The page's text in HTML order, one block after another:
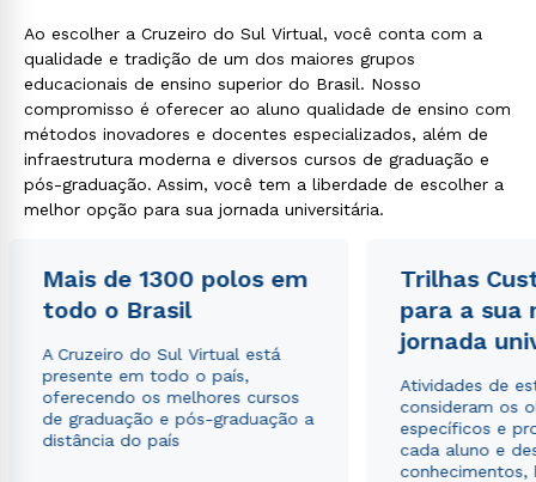
Ao escolher a Cruzeiro do Sul Virtual, você conta com a
qualidade e tradição de um dos maiores grupos
educacionais de ensino superior do Brasil. Nosso
compromisso é oferecer ao aluno qualidade de ensino com
métodos inovadores e docentes especializados, além de
infraestrutura moderna e diversos cursos de graduação e
pós-graduação. Assim, você tem a liberdade de escolher a
melhor opção para sua jornada universitária.
Mais de 1300 polos em
todo o Brasil
A Cruzeiro do Sul Virtual está
presente em todo o país,
oferecendo os melhores cursos
de graduação e pós-graduação a
distância do país
Trilhas
para a sua
jornada
Atividades de
consideram os
específicos e
cada aluno e
conhecimentos,